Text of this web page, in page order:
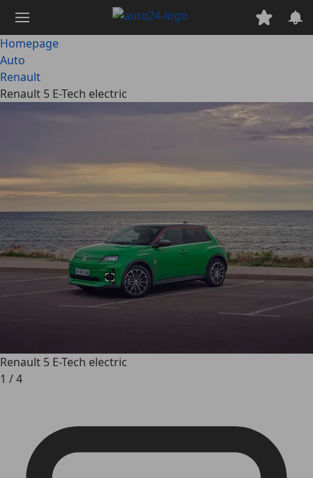
naar
hoofdinhoud
Homepage
Auto
Renault
Renault 5 E-Tech electric
Renault 5 E-Tech electric
1 /4